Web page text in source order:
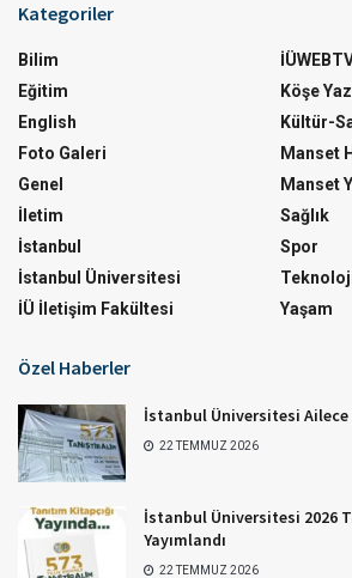
Kategoriler
Bilim
Eğitim
English
Foto Galeri
Genel
İletim
İstanbul
İstanbul Üniversitesi
İÜ İletişim Fakültesi
Köşe
Kültür-
Manset
Manset
Sağlık
Spor
Yaşam
Özel Haberler
İstanbul Üniversitesi Ailece
22 TEMMUZ 2026
İstanbul Üniversitesi 2026
Yayımlandı
22 TEMMUZ 2026